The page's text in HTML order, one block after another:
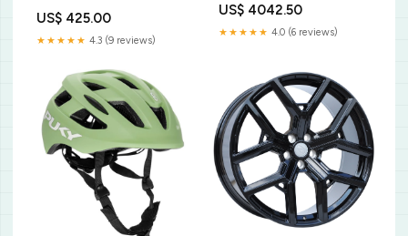
US$ 425.00
★★★★★ 4.3 (9 reviews)
á 4) Lakforsegler Applikator
US$ 4042.50
★★★★★ 4.0 (6 reviews)